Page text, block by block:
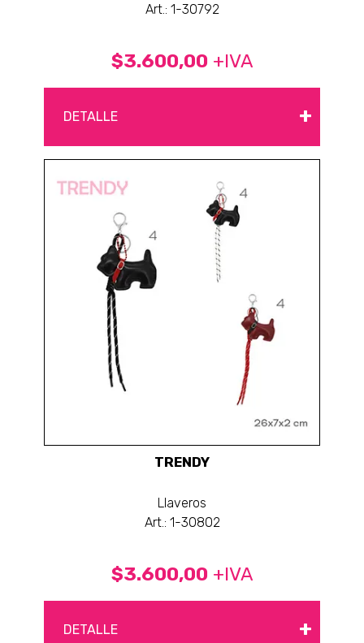
Art.: 1-30792
$3.600,00 +IVA
DETALLE +
TRENDY
Llaveros
Art.: 1-30802
$3.600,00 +IVA
DETALLE +